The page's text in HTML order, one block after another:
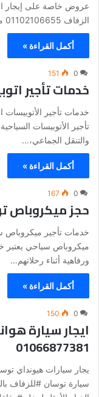
عروض خاصة على إيجار
الزفاف 01102106655 من أهم الأيام في حياة كل شخص،…
أكمل القراءة »
0
151
خدمات تأجير
خدمات تأجير الأتوبيسات
والتنقل الجماعي،…
أكمل القراءة »
0
167
حجز ميكروباص
خدمات تأجير ميكروباص
ميكروباص سياحي يعتبر
ورفاهية أثناء رحلاتهم…
أكمل القراءة »
0
150
ايجار سيارة
01066877381
سيارة توسان #للزفاف